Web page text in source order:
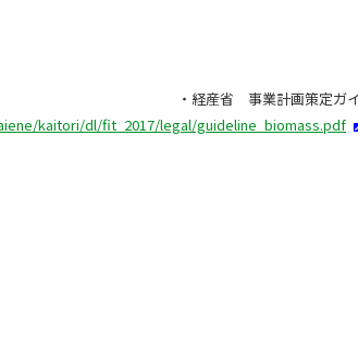
＞
イドライン（バ
kaitori/dl/fit_2017/legal/guideline_biomass.pdf